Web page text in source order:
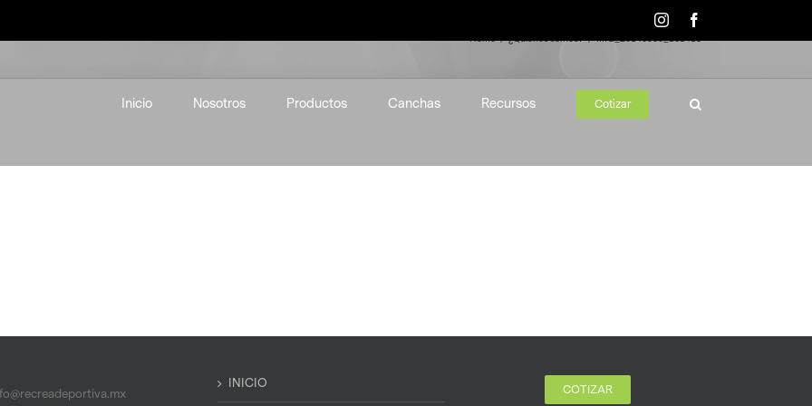
Instagram
Inicio Nosotros Productos Canchas Recursos Cotizar
Home ¿Quiénes somos? IMG_20140930_161418
INICIO COTIZAR